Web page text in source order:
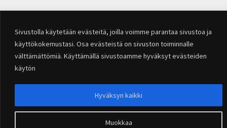
Sivustolla käytetään evästeitä, joilla voimme parantaa sivustoa ja
käyttökokemustasi. Osa evästeistä on sivuston toiminnalle
välttämättömiä. Käyttämällä sivustoamme hyväksyt evästeiden
käytön
Muokkaa
Hyväksyn kaikki